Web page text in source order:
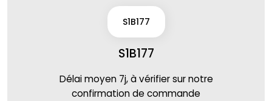
S1B177
S1B177
Délai moyen 7j, à vérifier sur notre
confirmation de commande